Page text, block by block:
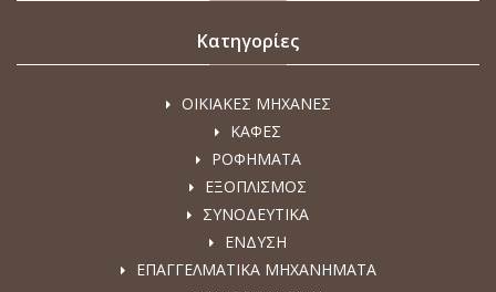
Κατηγορίες
ΟΙΚΙΑΚΕΣ ΜΗΧΑΝΕΣ
ΚΑΦΕΣ
ΡΟΦΗΜΑΤΑ
ΕΞΟΠΛΙΣΜΟΣ
ΣΥΝΟΔΕΥΤΙΚΑ
ΕΝΔΥΣΗ
ΕΠΑΓΓΕΛΜΑΤΙΚΑ ΜΗΧΑΝΗΜΑΤΑ